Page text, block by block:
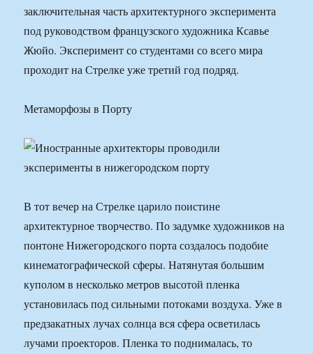
заключительная часть архитектурного эксперимента
под руководством французского художника Ксавье
Жюйо. Эксперимент со студентами со всего мира
проходит на Стрелке уже третий год подряд.
Метаморфозы в Порту
В тот вечер на Стрелке царило поистине
архитектурное творчество. По задумке художников на
понтоне Нижегородского порта создалось подобие
кинематографической сферы. Натянутая большим
куполом в несколько метров высотой пленка
установилась под сильными потоками воздуха. Уже в
предзакатных лучах солнца вся сфера осветилась
лучами проекторов. Пленка то поднималась, то